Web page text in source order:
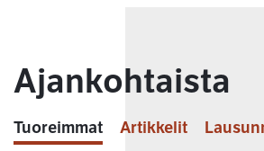
Ajankohtaista
Tuoreimmat Artikkelit